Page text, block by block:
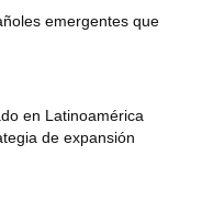
emergentes que
en Latinoamérica
de expansión